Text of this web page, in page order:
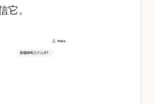
它。